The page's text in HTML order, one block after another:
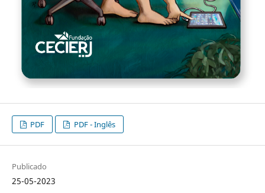
PDF PDF - Inglês
Publicado
25-05-2023